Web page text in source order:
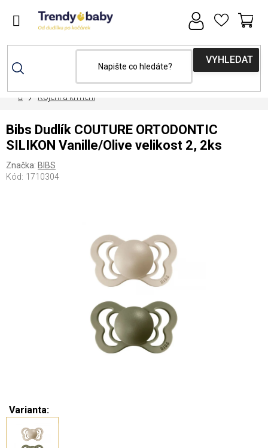
DomůKojení a krmení
Varianta:
Bibs Dudlík COUTURE ORTODONTIC
SILIKON Vanille/Olive velikost 2, 2ks
Značka: BIBS
Kód: 1710304